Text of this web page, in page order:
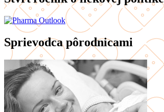
Sprievodca pôrodnicami